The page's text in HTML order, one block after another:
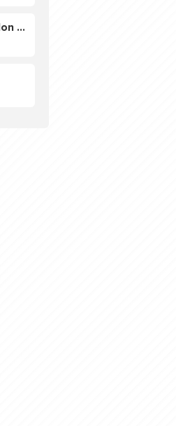
Im in the sexy Babylon БУЯ